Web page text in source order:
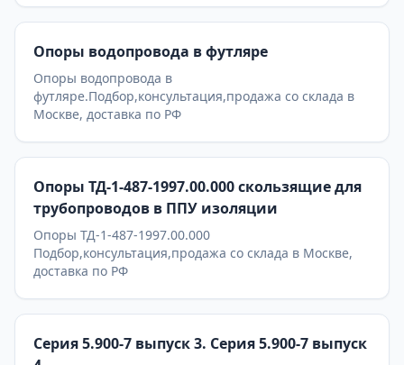
Опоры водопровода в футляре
Опоры водопровода в
футляре.Подбор,консультация,продажа со склада в
Москве, доставка по РФ
Опоры ТД-1-487-1997.00.000 скользящие для
трубопроводов в ППУ изоляции
Опоры ТД-1-487-1997.00.000
Подбор,консультация,продажа со склада в Москве,
доставка по РФ
Серия 5.900-7 выпуск 3. Серия 5.900-7 выпуск